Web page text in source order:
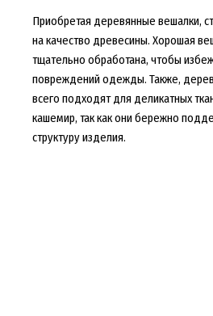
Приобретая деревянные вешалки,
на качество древесины. Хорошая
тщательно обработана, чтобы
повреждений одежды. Также,
всего подходят для деликатных
кашемир, так как они бережно
структуру изделия.